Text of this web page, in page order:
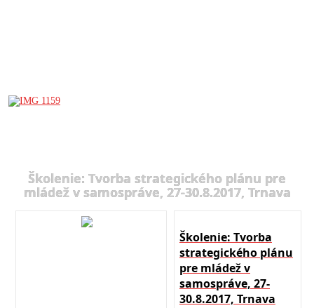
Školenie: Tvorba strategického plánu pre
mládež v samospráve, 27-30.8.2017, Trnava
Školenie: Tvorba
strategického plánu
pre mládež v
samospráve, 27-
30.8.2017, Trnava